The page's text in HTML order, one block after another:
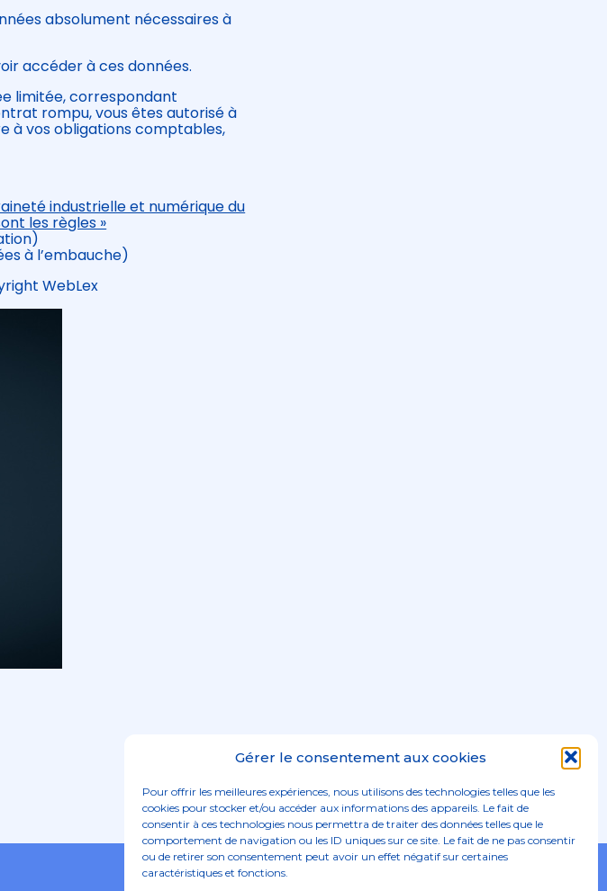
Gérer le consentement aux cookies
Pour offrir les meilleures expériences, nous utilisons des technologies telles que les
cookies pour stocker et/ou accéder aux informations des appareils. Le fait de
consentir à ces technologies nous permettra de traiter des données telles que le
comportement de navigation ou les ID uniques sur ce site. Le fait de ne pas consentir
ou de retirer son consentement peut avoir un effet négatif sur certaines
caractéristiques et fonctions.
absolument nécessaires à
accéder à ces données.
limitée, correspondant
rompu, vous êtes autorisé à
à vos obligations comptables,
industrielle et numérique du
les règles »
à l’embauche)
WebLex